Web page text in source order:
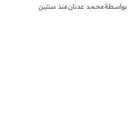
بواسطةمحمد عدنانمنذ سنتين